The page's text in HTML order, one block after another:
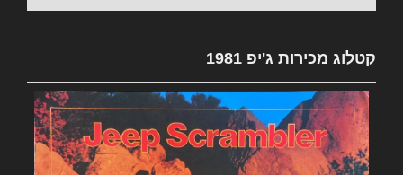
קטלוג מכירות ג'יפ 1981